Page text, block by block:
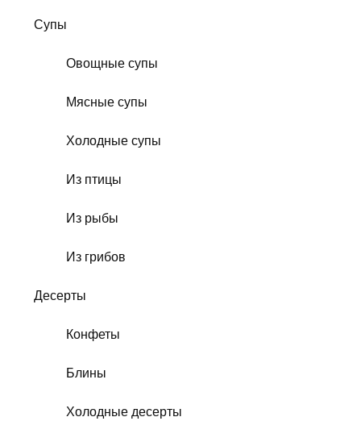
Супы
Овощные супы
Мясные супы
Холодные супы
Из птицы
Из рыбы
Из грибов
Десерты
Конфеты
Блины
Холодные десерты